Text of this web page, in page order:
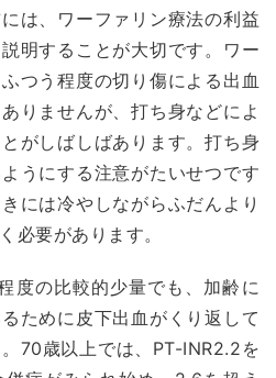
は、ワーファリン療法の利益
明することが大切です。ワー
つう程度の切り傷による出血
りませんが、打ち身などによ
がしばしばあります。打ち身
うにする注意がたいせつです
には冷やしながらふだんより
必要があります。
度の比較的少量でも、加齢に
ために皮下出血がくり返して
70歳以上では、PT-INR2.2を